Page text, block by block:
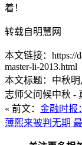
着！
转载自明慧网
本文链接：https://
master-li-2013.html
本文标题：中秋
志师父问候中秋 -
« 前文： 金融时报
薄熙来被判无期